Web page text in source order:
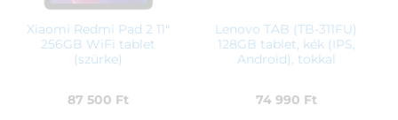
Xiaomi Redmi Pad 2 11″
256GB WiFi tablet
(szürke)
87 500 Ft
Lenovo TAB (TB-311FU)
128GB tablet, kék (IPS,
Android), tokkal
74 990 Ft